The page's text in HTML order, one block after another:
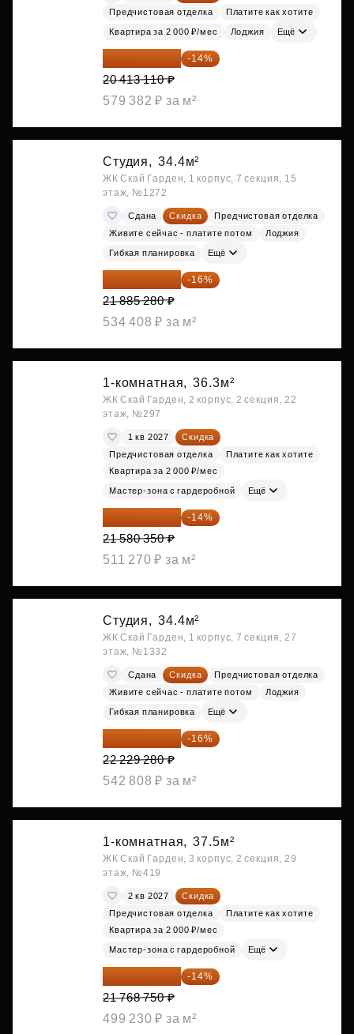
Предчистовая отделка
Платите как хотите
Квартира за 2 000 ₽/мес Лоджия Ещё
17 555 275 ₽ -14%
20 413 110 ₽
579 382 ₽ за м²
Студия, 34.4м²
ЖК Скай Гарден, 1 корпус, 7 секция, 15
этаж, №1272
Сдана Скидка
Предчистовая отделка
Живите сейчас - платите потом
Лоджия
Гибкая планировка Ещё
18 383 635 ₽ -16%
21 885 280 ₽
534 408 ₽ за м²
1-комнатная, 36.3м²
ЖК Скай Гарден, 2 корпус, 2 секция, 22
этаж, №297
1 кв 2027
Скидка
Предчистовая отделка
Платите как хотите
Квартира за 2 000 ₽/мес
Мастер-зона с гардеробной Ещё
18 559 101 ₽ -14%
21 580 350 ₽
511 270 ₽ за м²
Студия, 34.4м²
ЖК Скай Гарден, 1 корпус, 7 секция, 27
этаж, №1332
Сдана Скидка
Предчистовая отделка
Живите сейчас - платите потом
Лоджия
Гибкая планировка Ещё
18 672 595 ₽ -16%
22 229 280 ₽
542 808 ₽ за м²
1-комнатная, 37.5м²
ЖК Скай Гарден, 3 корпус, 2 секция, 29
этаж, №419
2 кв 2027
Скидка
Предчистовая отделка
Платите как хотите
Квартира за 2 000 ₽/мес
Мастер-зона с гардеробной Ещё
18 721 125 ₽ -14%
21 768 750 ₽
499 230 ₽ за м²